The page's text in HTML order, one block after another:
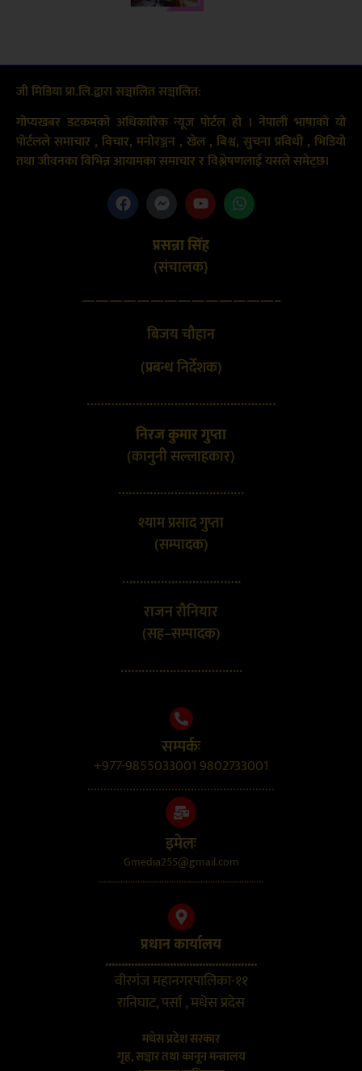
जी मिडिया प्रा.लि.द्वारा सञ्चालित सञ्चालित:
गोप्यखबर डटकमको अधिकारिक न्यूज पोर्टल हो । नेपाली भाषाको यो
पोर्टलले समाचार , विचार, मनोरञ्जन , खेल , बिश्व, सुचना प्रविधी , भिडियो
तथा जीवनका विभिन्न आयामका समाचार र विश्लेषणलाई यसले समेट्छ।
प्रसन्ना सिंह
(संचालक}
——————————————–
बिजय चौहान
(प्रबन्ध निर्देशक)
………………………………………………
निरज कुमार गुप्ता
(कानुनी सल्लाहकार)
………………………………
श्याम प्रसाद गुप्ता
(सम्पादक)
…………………………….
राजन रौनियार
(सह–सम्पादक)
……………………………..
सम्पर्कः
+977-9855033001 9802733001
..........................................................
इमेलः
Gmedia255@gmail.com
....................................................................
प्रधान कार्यालय
...............................................
वीरगंज महानगरपालिका-११
रानिघाट, पर्सा , मधेस प्रदेस
मधेस प्रदेश सरकार
गृह, सञ्चार तथा कानून मन्त्रालय